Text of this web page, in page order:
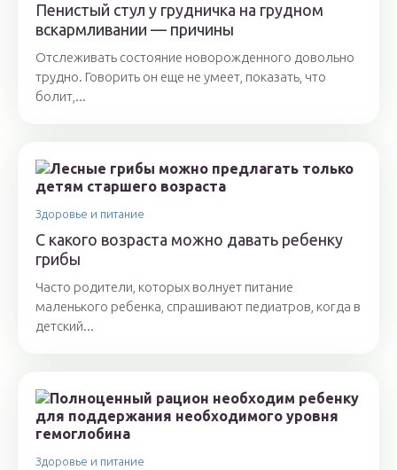
Пенистый стул у грудничка на грудном
вскармливании — причины
Отслеживать состояние новорожденного довольно
трудно. Говорить он еще не умеет, показать, что
болит,...
Здоровье и питание
С какого возраста можно давать ребенку
грибы
Часто родители, которых волнует питание
маленького ребенка, спрашивают педиатров, когда в
детский...
Здоровье и питание